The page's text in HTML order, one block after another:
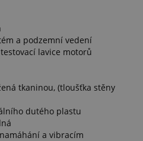
a podzemní vedení
lavice motorů
tkaninou, (tloušťka stěny
dutého plastu
a vibracím